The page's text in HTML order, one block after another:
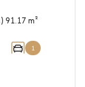
Appartement 3 pièce(s) 2 chambre(s) 91.17 m²
1